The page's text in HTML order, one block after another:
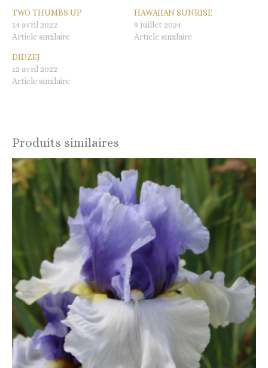
TWO THUMBS UP
14 avril 2022
Article similaire
HAWAIIAN SUNRISE
9 juillet 2024
Article similaire
DIDZEJ
12 avril 2022
Article similaire
Produits similaires